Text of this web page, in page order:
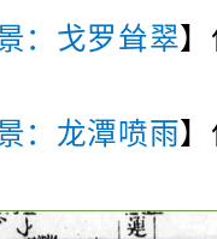
：戈罗耸翠
：龙潭喷雨